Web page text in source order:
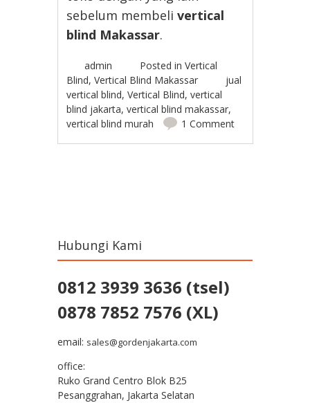
sebelum membelivertical
blind Makassar.
admin Posted inVertical
Blind,Vertical Blind Makassar
jual
vertical blind,Vertical Blind,vertical
blind jakarta,vertical blind makassar,
vertical blind murah
1 Comment
Hubungi Kami
0812 3939 3636 (tsel)
0878 7852 7576 (XL)
email: sales@gordenjakarta.com
office:
Ruko Grand Centro Blok B25
Pesanggrahan, Jakarta Selatan